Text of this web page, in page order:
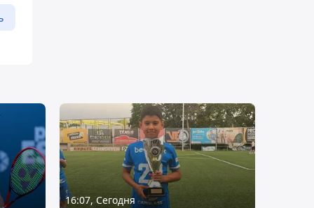
16:07, Сегодня